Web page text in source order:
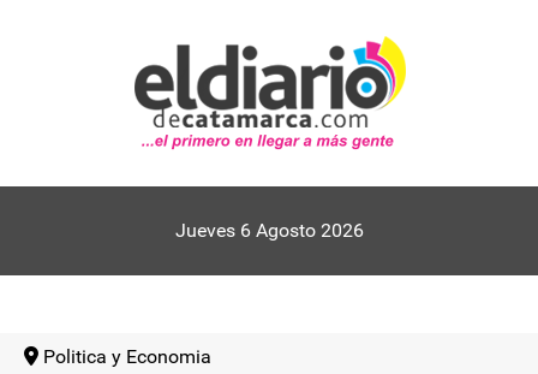
Jueves 6 Agosto 2026
Politica y Economia